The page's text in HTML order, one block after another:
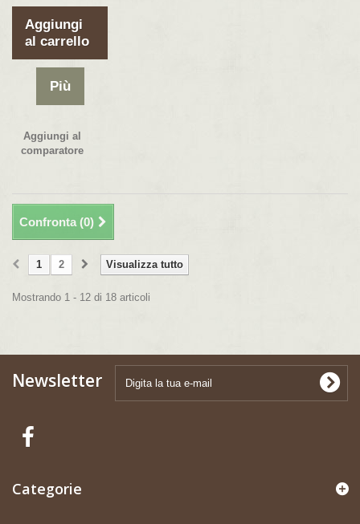
Aggiungi
al carrello
Più
Aggiungi al
comparatore
Confronta (0)
Visualizza tutto
1 2
Mostrando 1 - 12 di 18 articoli
Newsletter
Categorie